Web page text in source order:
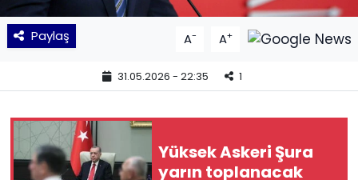
Paylaş A- A+
31.05.2026 - 22:35 1
Yüksek Askeri Şura
yarın toplanacak
SPOR
TEKNOLOJİ
Yaşam
YEREL POLİTİKA